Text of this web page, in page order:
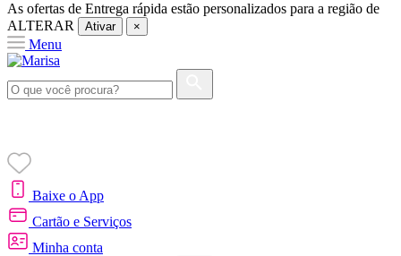
As ofertas de Entrega rápida estão personalizados para a região de
ALTERAR
Ativar ×
Menu
Baixe o App
Cartão e Serviços
Minha conta